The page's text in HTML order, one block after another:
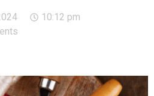
10:12 pm